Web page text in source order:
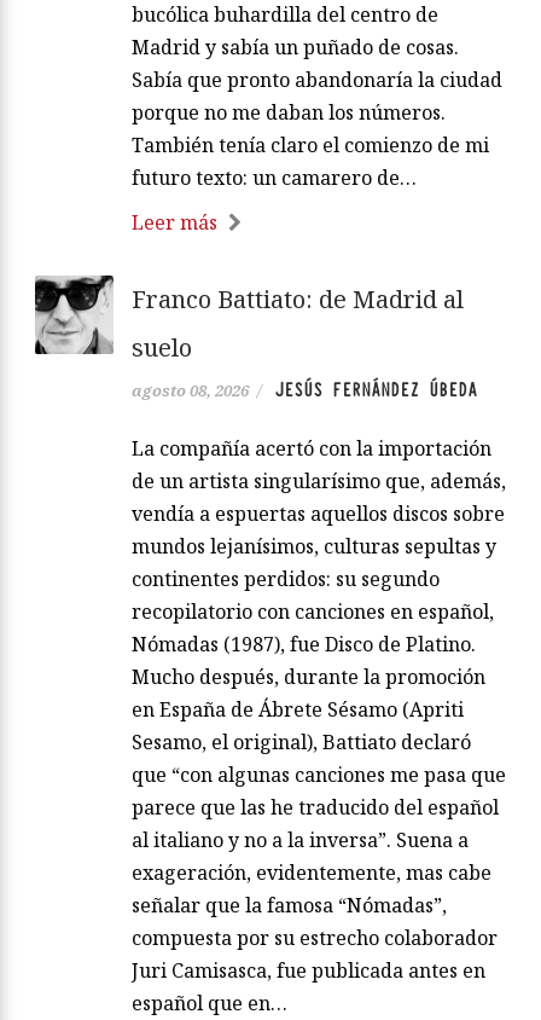
bucólica buhardilla del centro de
Madrid y sabía un puñado de cosas.
Sabía que pronto abandonaría la ciudad
porque no me daban los números.
También tenía claro el comienzo de mi
futuro texto: un camarero de…
Leer más
Franco Battiato: de Madrid al
suelo
agosto 08, 2026 / JESÚS FERNÁNDEZ ÚBEDA
La compañía acertó con la importación
de un artista singularísimo que, además,
vendía a espuertas aquellos discos sobre
mundos lejanísimos, culturas sepultas y
continentes perdidos: su segundo
recopilatorio con canciones en español,
Nómadas (1987), fue Disco de Platino.
Mucho después, durante la promoción
en España de Ábrete Sésamo (Apriti
Sesamo, el original), Battiato declaró
que “con algunas canciones me pasa que
parece que las he traducido del español
al italiano y no a la inversa”. Suena a
exageración, evidentemente, mas cabe
señalar que la famosa “Nómadas”,
compuesta por su estrecho colaborador
Juri Camisasca, fue publicada antes en
español que en…